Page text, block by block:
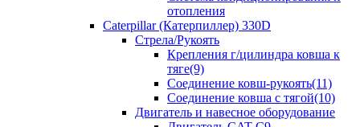
отопления
Caterpillar (Катерпиллер) 330D
Стрела/Рукоять
Крепления г/цилиндра ковша к
тяге(9)
Соединение ковш-рукоять(11)
Соединение ковша с тягой(10)
Двигатель и навесное оборудование